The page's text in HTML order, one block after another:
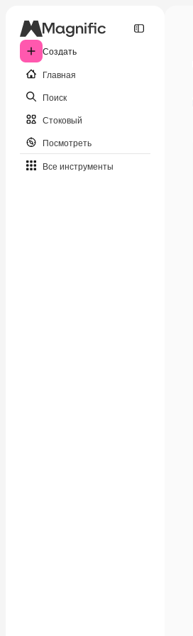
Создать
Главная
Поиск
Стоковый
Посмотреть
Все инструменты